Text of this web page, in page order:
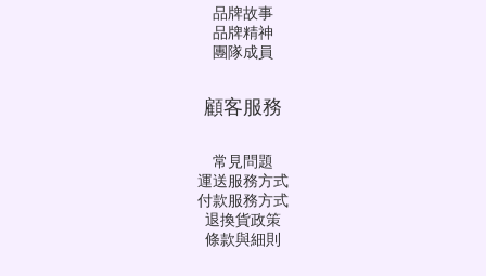
品牌故事
品牌精神
團隊成員
顧客服務
常見問題
運送服務方式
付款服務方式
退換貨政策
條款與細則